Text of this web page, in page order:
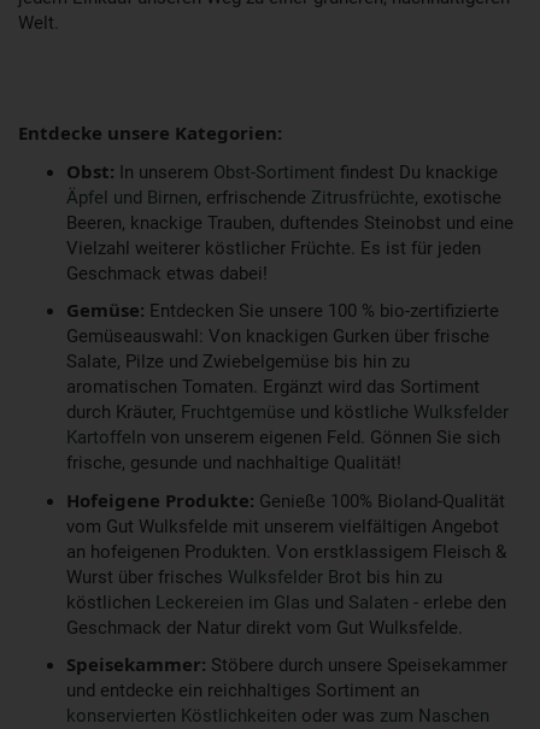
Welt.
Entdecke unsere Kategorien:
Obst: In unserem Obst-Sortiment findest Du knackige
Äpfel und Birnen, erfrischende Zitrusfrüchte, exotische
Beeren, knackige Trauben, duftendes Steinobst und eine
Vielzahl weiterer köstlicher Früchte. Es ist für jeden
Geschmack etwas dabei!
Gemüse: Entdecken Sie unsere 100 % bio-zertifizierte
Gemüseauswahl: Von knackigen Gurken über frische
Salate, Pilze und Zwiebelgemüse bis hin zu
aromatischen Tomaten. Ergänzt wird das Sortiment
durch Kräuter, Fruchtgemüse und köstliche Wulksfelder
Kartoffeln von unserem eigenen Feld. Gönnen Sie sich
frische, gesunde und nachhaltige Qualität!
Hofeigene Produkte: Genieße 100% Bioland-Qualität
vom Gut Wulksfelde mit unserem vielfältigen Angebot
an hofeigenen Produkten. Von erstklassigem Fleisch &
Wurst über frisches Wulksfelder Brot bis hin zu
köstlichen Leckereien im Glas und Salaten - erlebe den
Geschmack der Natur direkt vom Gut Wulksfelde.
Speisekammer: Stöbere durch unsere Speisekammer
und entdecke ein reichhaltiges Sortiment an
konservierten Köstlichkeiten oder was zum Naschen